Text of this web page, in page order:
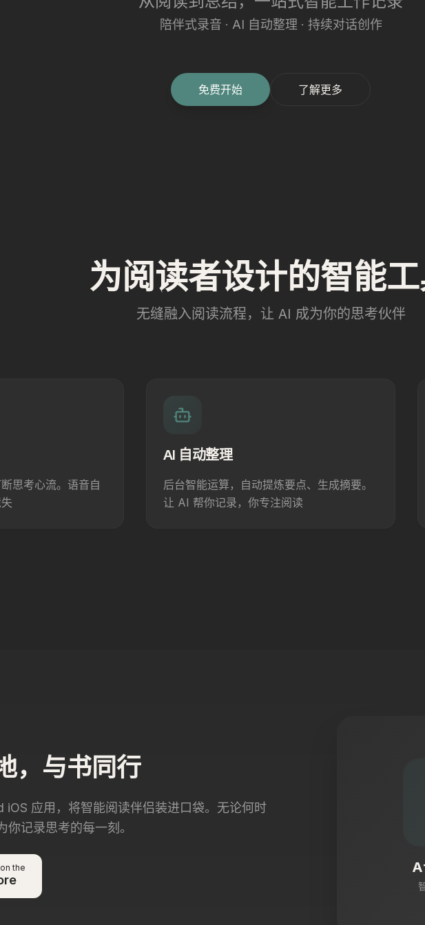
陪伴式录音 · AI 自动整理 · 持续对话创作
免费开始 了解更多
为阅读者设计的智能
无缝融入阅读流程，让 AI 成为你的思考伙伴
思考心流。语音自
AI 自动整理
后台智能运算，自动提炼要点、生成摘要。
让 AI 帮你记录，你专注阅读
，与书同行
应用，将智能阅读伴侣装进口袋。无论何时
你记录思考的每一刻。
the